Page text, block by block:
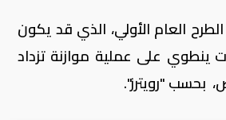
العام الأولي، الذي قد يكون
ينطوي على عملية موازنة تزداد
بحسب "رويترز".